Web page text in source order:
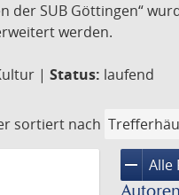
SUB Göttingen“
werden.
| Status: laufend
sortiert nach
remove Alle